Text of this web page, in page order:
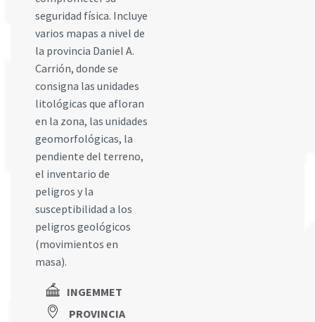
seguridad física. Incluye
varios mapas a nivel de
la provincia Daniel A.
Carrión, donde se
consigna las unidades
litológicas que afloran
en la zona, las unidades
geomorfológicas, la
pendiente del terreno,
el inventario de
peligros y la
susceptibilidad a los
peligros geológicos
(movimientos en
masa).
INGEMMET
PROVINCIA